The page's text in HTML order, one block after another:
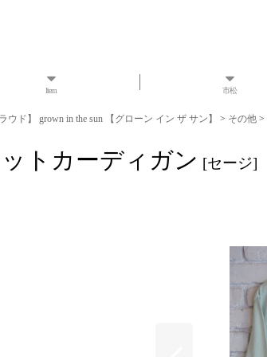
Item 市松
ド】 grown in the sun 【グローン イン ザ サン】 > その他 >
ットカーディガン [セージ]